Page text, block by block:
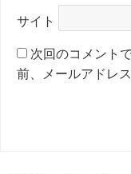
サイト
次回のコメント
前、メールアドレ